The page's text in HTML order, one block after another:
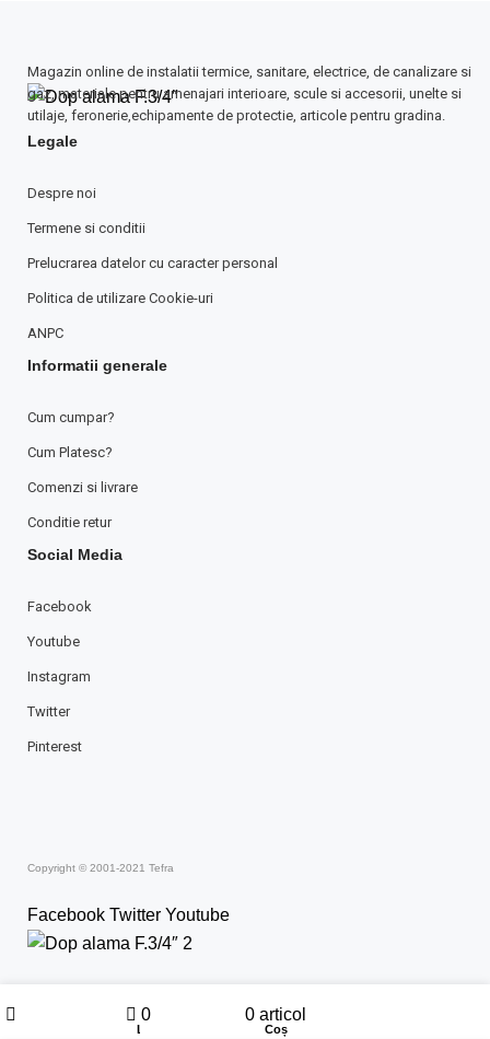
Magazin online de instalatii termice, sanitare, electrice, de canalizare si
gaz, materiale pentru amenajari interioare, scule si accesorii, unelte si
utilaje, feronerie,echipamente de protectie, articole pentru gradina.
Legale
Despre noi
Termene si conditii
Prelucrarea datelor cu caracter personal
Politica de utilizare Cookie-uri
ANPC
Informatii generale
Cum cumpar?
Cum Platesc?
Comenzi si livrare
Conditie retur
Social Media
Facebook
Youtube
Instagram
Twitter
Pinterest
Copyright © 2001-2021 Tefra
Facebook Twitter Youtube
0 0 articol
Coș